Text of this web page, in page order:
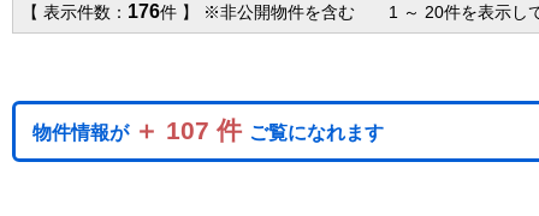
【 表示件数： 176件 】 ※非公開物件を含む 1 ～ 20件を表示し
物件情報が ＋ 107 件 ご覧になれます